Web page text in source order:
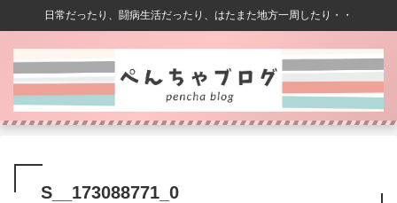
日常だったり、闘病生活だったり、はたまた地方一周したり・・
S__173088771_0